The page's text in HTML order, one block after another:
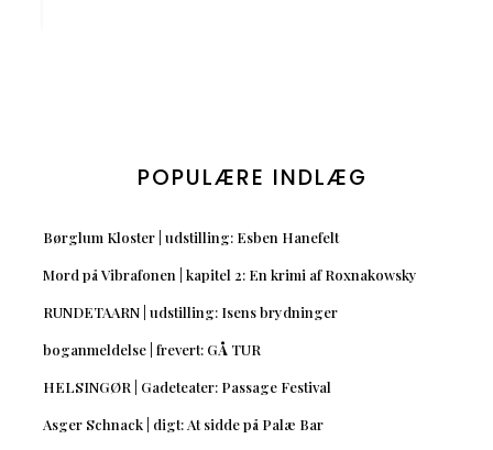
POPULÆRE INDLÆG
Børglum Kloster | udstilling: Esben Hanefelt
Mord på Vibrafonen | kapitel 2: En krimi af Roxnakowsky
RUNDETAARN | udstilling: Isens brydninger
boganmeldelse | frevert: GÅ TUR
HELSINGØR | Gadeteater: Passage Festival
Asger Schnack | digt: At sidde på Palæ Bar